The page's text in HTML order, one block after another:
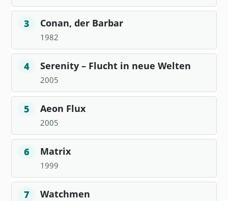
3 Conan, der Barbar
1982
4 Serenity – Flucht in neue Welten
2005
5 Aeon Flux
2005
6 Matrix
1999
7 Watchmen